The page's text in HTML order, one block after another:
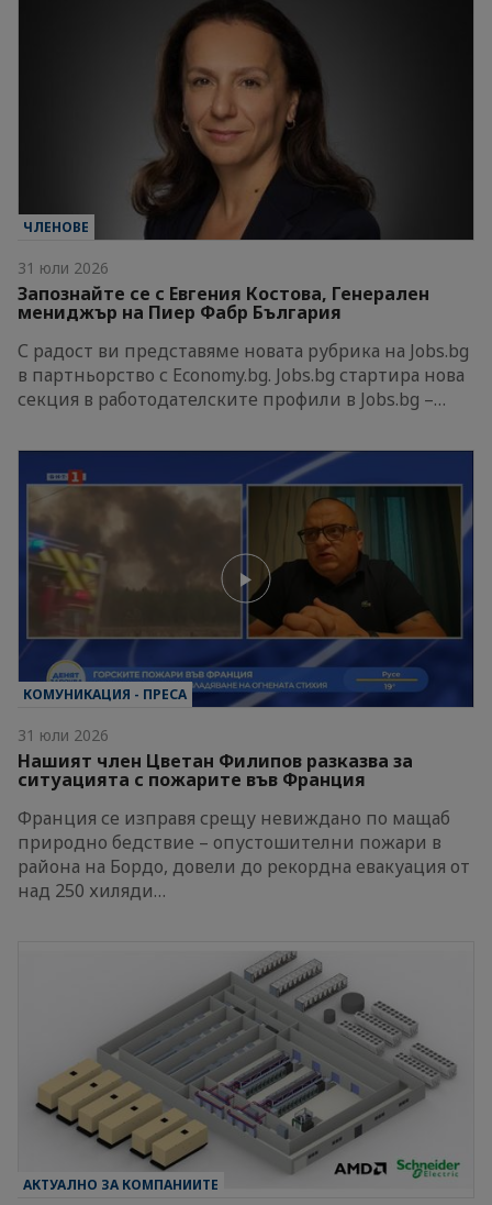
ЧЛЕНОВЕ
31 юли 2026
Запознайте се с Евгения Костова, Генерален
мениджър на Пиер Фабр България
С радост ви представяме новата рубрика на Jobs.bg
в партньорство с Economy.bg. Jobs.bg стартира нова
секция в работодателските профили в Jobs.bg –…
КОМУНИКАЦИЯ - ПРЕСА
31 юли 2026
Нашият член Цветан Филипов разказва за
ситуацията с пожарите във Франция
Франция се изправя срещу невиждано по мащаб
природно бедствие – опустошителни пожари в
района на Бордо, довели до рекордна евакуация от
над 250 хиляди…
АКТУАЛНО ЗА КОМПАНИИТЕ